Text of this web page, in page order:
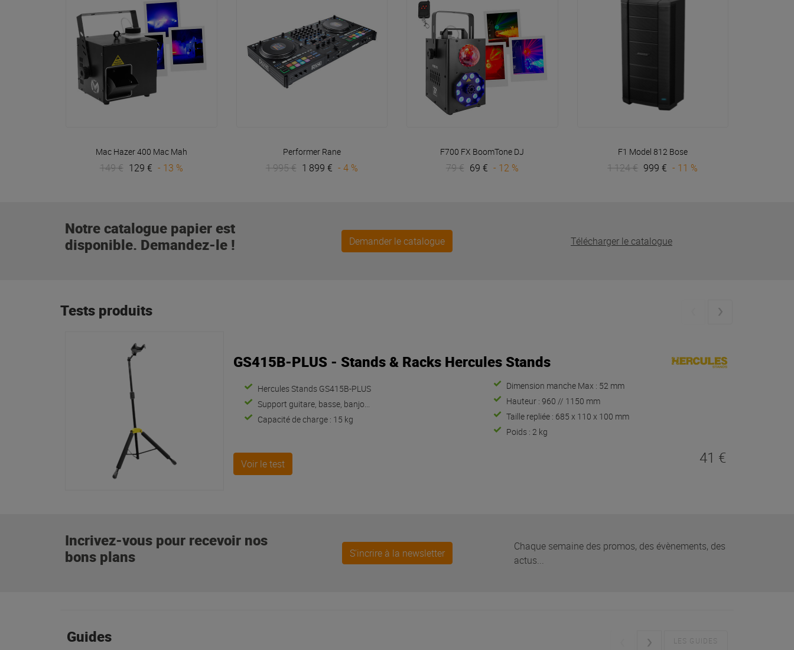
VOIR EN DÉTAIL
Mac Hazer 400 Mac Mah
149 € 129 € - 13 %
VOIR EN DÉTAIL
Performer Rane
1 995 € 1 899 € - 4 %
VOIR EN DÉTAIL
F700 FX BoomTone DJ
79 € 69 € - 12 %
VOIR EN DÉTAIL
F1 Model 812 Bose
1 124 € 999 € - 11 %
Notre catalogue papier est
disponible. Demandez-le !
Demander le catalogue Télécharger le catalogue
Tests produits
GS415B-PLUS - Stands & Racks Hercules Stands
Hercules Stands GS415B-PLUS
Support guitare, basse, banjo...
Capacité de charge : 15 kg
Dimension manche Max : 52 mm
Hauteur : 960 // 1150 mm
Taille repliée : 685 x 110 x 100 mm
Poids : 2 kg
Voir le test 41 €
Incrivez-vous pour recevoir nos
bons plans
S'incrire à la newsletter
Chaque semaine des promos, des évènements, des
actus...
Guides LES GUIDES